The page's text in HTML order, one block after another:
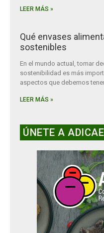
LEER MÁS »
Qué envases
sostenibles
En el mundo actual, tomar
sostenibilidad es más
aspectos que debemos
LEER MÁS »
ÚNETE A ADICAE